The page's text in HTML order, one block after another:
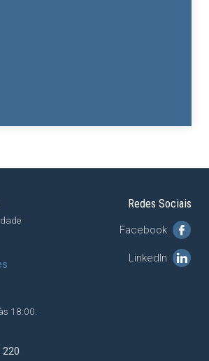
Redes Sociais
Facebook
LinkedIn
18:00.